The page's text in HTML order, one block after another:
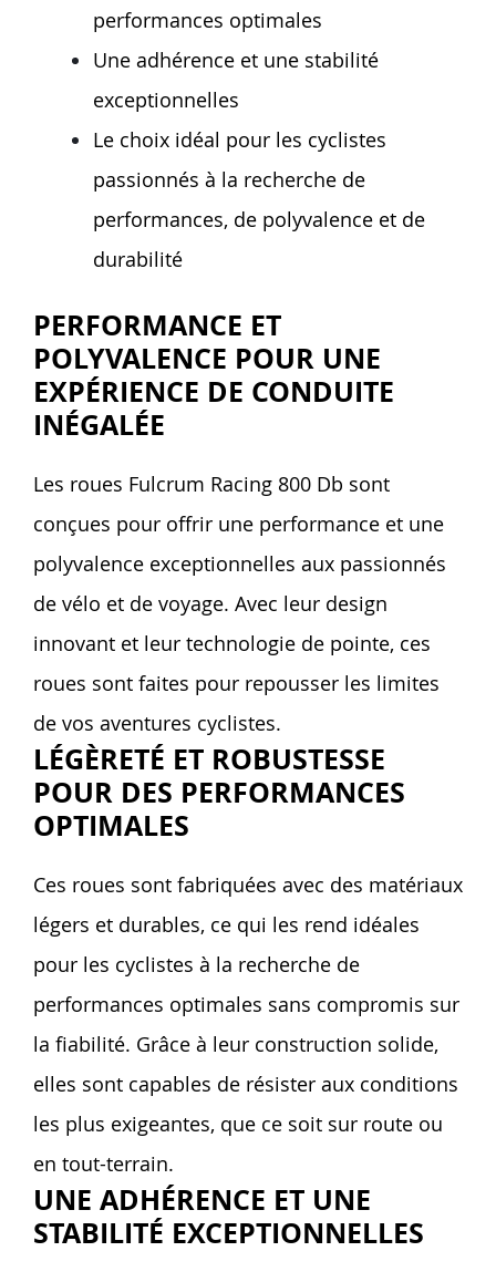
performances optimales
Une adhérence et une stabilité
exceptionnelles
Le choix idéal pour les cyclistes
passionnés à la recherche de
performances, de polyvalence et de
durabilité
PERFORMANCE ET
POLYVALENCE POUR UNE
EXPÉRIENCE DE CONDUITE
INÉGALÉE
Les roues Fulcrum Racing 800 Db sont
conçues pour offrir une performance et une
polyvalence exceptionnelles aux passionnés
de vélo et de voyage. Avec leur design
innovant et leur technologie de pointe, ces
roues sont faites pour repousser les limites
de vos aventures cyclistes.
LÉGÈRETÉ ET ROBUSTESSE
POUR DES PERFORMANCES
OPTIMALES
Ces roues sont fabriquées avec des matériaux
légers et durables, ce qui les rend idéales
pour les cyclistes à la recherche de
performances optimales sans compromis sur
la fiabilité. Grâce à leur construction solide,
elles sont capables de résister aux conditions
les plus exigeantes, que ce soit sur route ou
en tout-terrain.
UNE ADHÉRENCE ET UNE
STABILITÉ EXCEPTIONNELLES